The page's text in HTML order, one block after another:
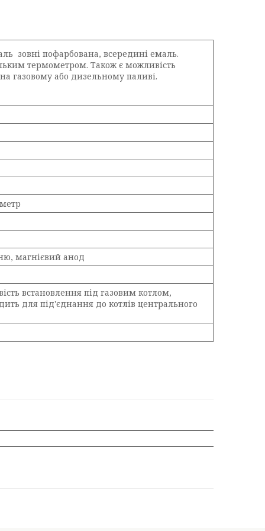
зовні пофарбована, всередині емаль.
термометром. Також є можливість
газовому або дизельному паливі.
магнієвий анод
встановлення під газовим котлом,
для під'єднання до котлів центрального